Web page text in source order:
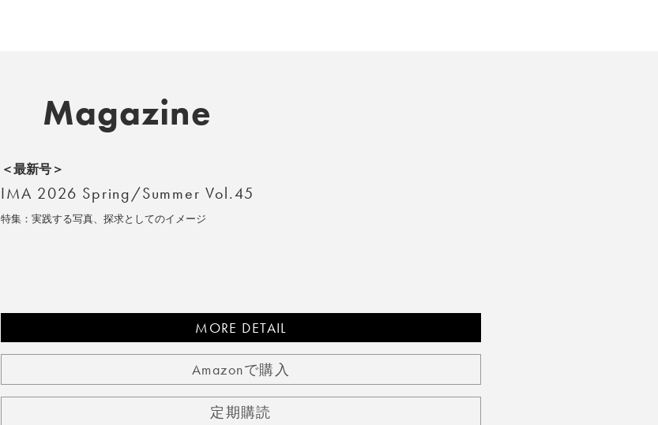
Magazine
＜最新号＞
IMA 2026 Spring/Summer Vol.45
特集：実践する写真、探求としてのイメージ
MORE DETAIL
Amazonで購入
定期購読